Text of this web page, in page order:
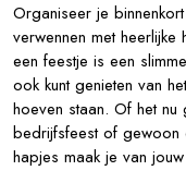
Organiseer je
verwennen met
een feestje is een
ook kunt genieten van
hoeven staan. Of het
bedrijfsfeest of gewoon
hapjes maak je van